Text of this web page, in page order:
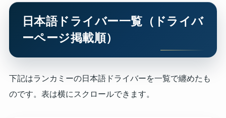
日本語ドライバー一覧（ドライバ
ーページ掲載順）
下記はランカミーの日本語ドライバーを一覧で纏めたも
のです。表は横にスクロールできます。